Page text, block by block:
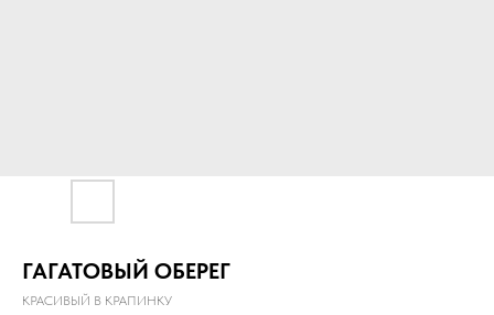
ГАГАТОВЫЙ ОБЕРЕГ
КРАСИВЫЙ В КРАПИНКУ